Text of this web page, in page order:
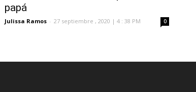
papá
Julissa Ramos - 27 septiembre , 2020 | 4 : 38 PM 0